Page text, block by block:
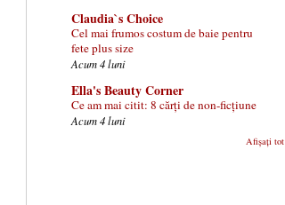
Claudia`s Choice
Cel mai frumos costum de baie pentru
fete plus size
Acum 4 luni
Ella's Beauty Corner
Ce am mai citit: 8 cărți de non-ficțiune
Acum 4 luni
Afișați tot